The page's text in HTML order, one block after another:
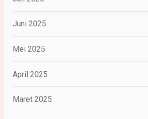
Juni 2025
Mei 2025
April 2025
Maret 2025